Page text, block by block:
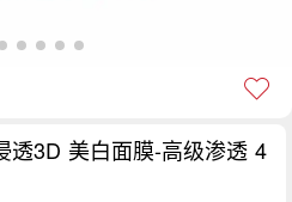
透3D 美白面膜-高级渗透 4